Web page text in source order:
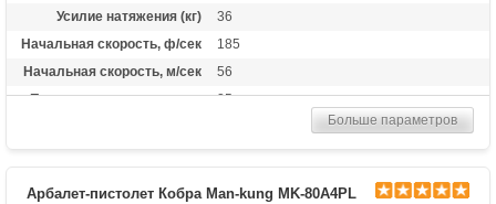
Усилие натяжения (кг)
36
Начальная скорость, ф/сек
185
Начальная скорость, м/сек
56
Прицельная дальность, м
25
Стандарт стрел (дюймы)
6.5
Больше параметров
Арбалет-пистолет Кобра Man-kung MK-80A4PL